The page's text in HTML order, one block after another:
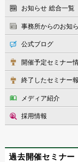
お知らせ 総合一覧
事務所からのお知
公式ブログ
開催予定セミナー
終了したセミナー
メディア紹介
採用情報
過去開催セミナー